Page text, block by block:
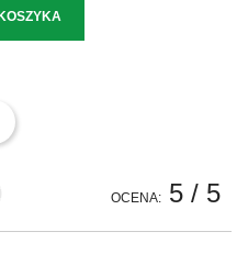
OCENA: 5 / 5